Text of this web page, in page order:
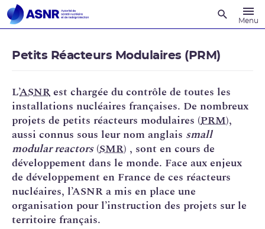
Menu
Petits Réacteurs Modulaires (PRM)
L’ASNRest chargée du contrôle de toutes les
installations nucléaires françaises. De nombreux
projets de petits réacteurs modulaires (PRM),
aussi connus sous leur nom anglais small
modular reactors(SMR) , sont en cours de
développement dans le monde. Face aux enjeux
de développement en France de ces réacteurs
nucléaires, l’ASNR a mis en place une
organisation pour l’instruction des projets sur le
territoire français.